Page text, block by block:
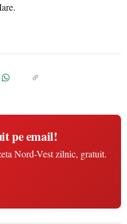
pe email!
Nord-Vest zilnic, gratuit.